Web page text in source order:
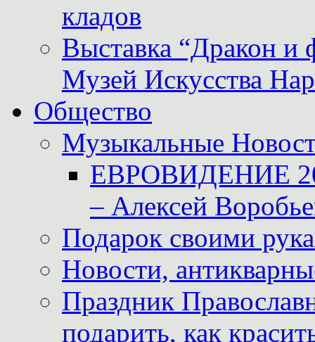
кладов
Выставка “Дракон и
Музей Искусства
Общество
Музыкальные
ЕВРОВИДЕНИЕ
– Алексей
Подарок своими
Новости,
Праздник
подарить, как